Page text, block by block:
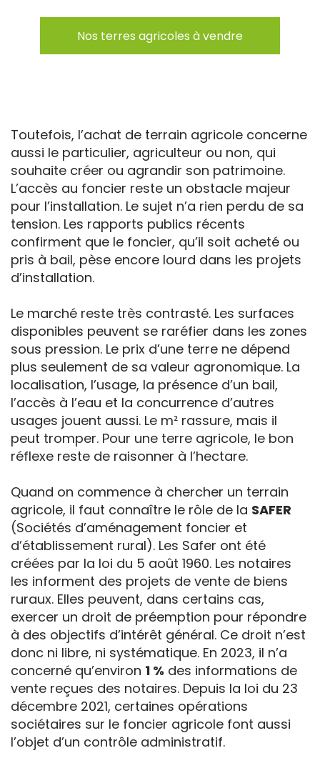
Nos terres agricoles à vendre
Toutefois, l’achat de terrain agricole concerne
aussi le particulier, agriculteur ou non, qui
souhaite créer ou agrandir son patrimoine.
L’accès au foncier reste un obstacle majeur
pour l’installation. Le sujet n’a rien perdu de sa
tension. Les rapports publics récents
confirment que le foncier, qu’il soit acheté ou
pris à bail, pèse encore lourd dans les projets
d’installation.
Le marché reste très contrasté. Les surfaces
disponibles peuvent se raréfier dans les zones
sous pression. Le prix d’une terre ne dépend
plus seulement de sa valeur agronomique. La
localisation, l’usage, la présence d’un bail,
l’accès à l’eau et la concurrence d’autres
usages jouent aussi. Le m² rassure, mais il
peut tromper. Pour une terre agricole, le bon
réflexe reste de raisonner à l’hectare.
Quand on commence à chercher un terrain
agricole, il faut connaître le rôle de la SAFER
(Sociétés d’aménagement foncier et
d’établissement rural). Les Safer ont été
créées par la loi du 5 août 1960. Les notaires
les informent des projets de vente de biens
ruraux. Elles peuvent, dans certains cas,
exercer un droit de préemption pour répondre
à des objectifs d’intérêt général. Ce droit n’est
donc ni libre, ni systématique. En 2023, il n’a
concerné qu’environ 1 % des informations de
vente reçues des notaires. Depuis la loi du 23
décembre 2021, certaines opérations
sociétaires sur le foncier agricole font aussi
l’objet d’un contrôle administratif.